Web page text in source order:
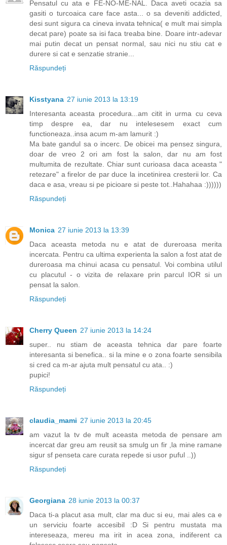
Pensatul cu ata e FE-NO-ME-NAL. Daca aveti ocazia sa
gasiti o turcoaica care face asta... o sa deveniti addicted,
desi sunt sigura ca cineva invata tehnica( e mult mai simpla
decat pare) poate sa isi faca treaba bine. Doare intr-adevar
mai putin decat un pensat normal, sau nici nu stiu cat e
durere si cat e senzatie stranie...
Răspundeți
Kisstyana 27 iunie 2013 la 13:19
Interesanta aceasta procedura...am citit in urma cu ceva
timp despre ea, dar nu intelesesem exact cum
functioneaza..insa acum m-am lamurit :)
Ma bate gandul sa o incerc. De obicei ma pensez singura,
doar de vreo 2 ori am fost la salon, dar nu am fost
multumita de rezultate. Chiar sunt curioasa daca aceasta "
retezare" a firelor de par duce la incetinirea cresterii lor. Ca
daca e asa, vreau si pe picioare si peste tot..Hahahaa :))))))
Răspundeți
Monica 27 iunie 2013 la 13:39
Daca aceasta metoda nu e atat de dureroasa merita
incercata. Pentru ca ultima experienta la salon a fost atat de
dureroasa ma chinui acasa cu pensatul. Voi combina utilul
cu placutul - o vizita de relaxare prin parcul IOR si un
pensat la salon.
Răspundeți
Cherry Queen 27 iunie 2013 la 14:24
super.. nu stiam de aceasta tehnica dar pare foarte
interesanta si benefica.. si la mine e o zona foarte sensibila
si cred ca m-ar ajuta mult pensatul cu ata.. :)
pupici!
Răspundeți
claudia_mami 27 iunie 2013 la 20:45
am vazut la tv de mult aceasta metoda de pensare am
incercat dar greu am reusit sa smulg un fir ,la mine ramane
sigur sf penseta care curata repede si usor puful ..))
Răspundeți
Georgiana 28 iunie 2013 la 00:37
Daca ti-a placut asa mult, clar ma duc si eu, mai ales ca e
un serviciu foarte accesibil :D Si pentru mustata ma
intereseaza, mereu ma irit in acea zona, indiferent ca